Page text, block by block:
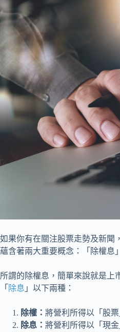
如果你有在關注股票走勢及新聞
蘊含著兩大重要概念：「除權息
所謂的除權息，簡單來說就是上
「 除息 」以下兩種：
除權： 將營利所得以「股
除息： 將營利所得以「現